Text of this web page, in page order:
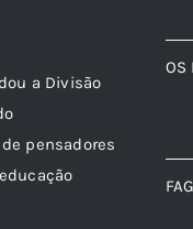
a Divisão
pensadores
era:
OS